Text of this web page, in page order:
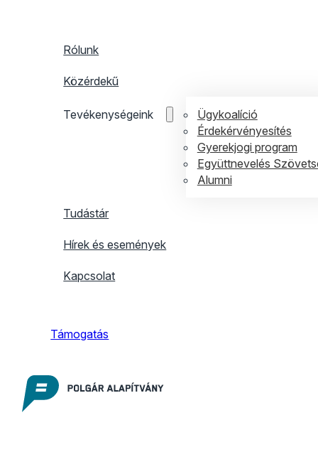
Rólunk
Közérdekű
Tevékenységeink
Ügykoalíció
Érdekérvényesítés
Gyerekjogi program
Együttnevelés
Alumni
Tudástár
Hírek és események
Kapcsolat
Támogatás